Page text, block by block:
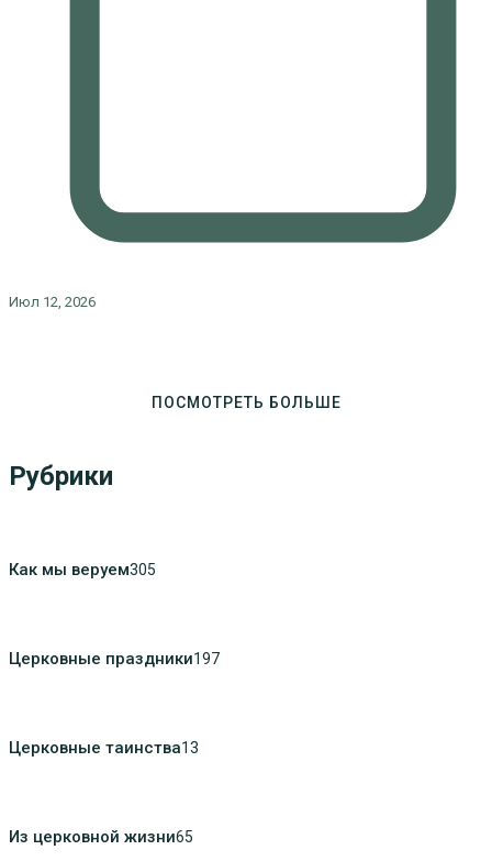
Июл 12, 2026
ПОСМОТРЕТЬ БОЛЬШЕ
Рубрики
Как мы веруем305
Церковные праздники197
Церковные таинства13
Из церковной жизни65